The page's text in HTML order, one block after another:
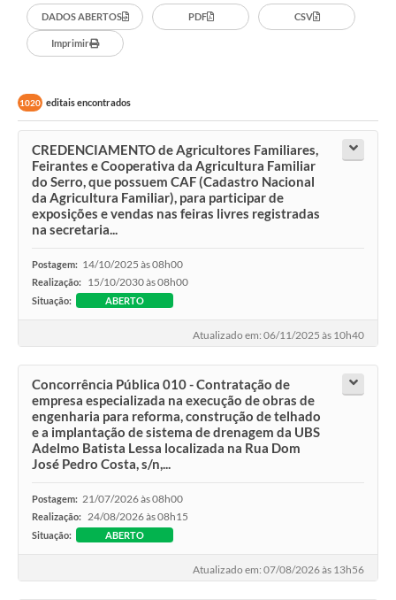
DADOS ABERTOS PDF CSV
Imprimir
1020 editais encontrados
CREDENCIAMENTO de Agricultores Familiares,
Feirantes e Cooperativa da Agricultura Familiar
do Serro, que possuem CAF (Cadastro Nacional
da Agricultura Familiar), para participar de
exposições e vendas nas feiras livres registradas
na secretaria...
Postagem: 14/10/2025 às 08h00
Realização: 15/10/2030 às 08h00
Situação: ABERTO
Atualizado em: 06/11/2025 às 10h40
Concorrência Pública 010 - Contratação de
empresa especializada na execução de obras de
engenharia para reforma, construção de telhado
e a implantação de sistema de drenagem da UBS
Adelmo Batista Lessa localizada na Rua Dom
José Pedro Costa, s/n,...
Postagem: 21/07/2026 às 08h00
Realização: 24/08/2026 às 08h15
Situação: ABERTO
Atualizado em: 07/08/2026 às 13h56